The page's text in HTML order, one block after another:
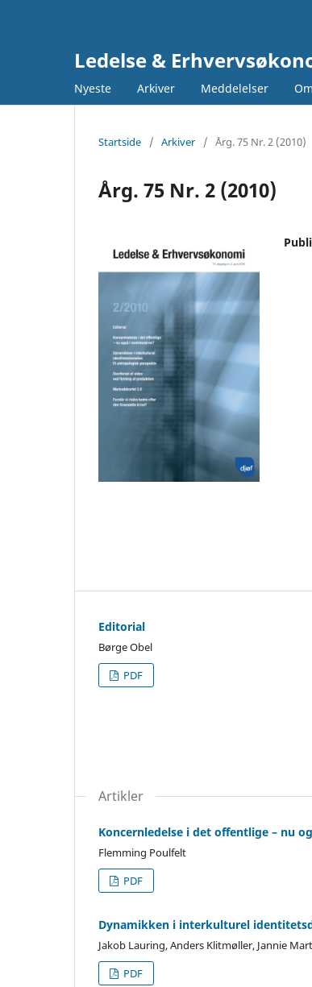
Ledelse &
Nyeste Arkiver Meddelelser Om
Startside / Arkiver / Årg. 75 Nr. 2 (2010)
Årg. 75 Nr. 2 (2010)
Editorial
Børge Obel
PDF
Artikler
Koncernledelse i det offentlige – nu
Flemming Poulfelt
PDF
Dynamikken i interkulturel
Jakob Lauring, Anders Klitmøller, Jannie
PDF